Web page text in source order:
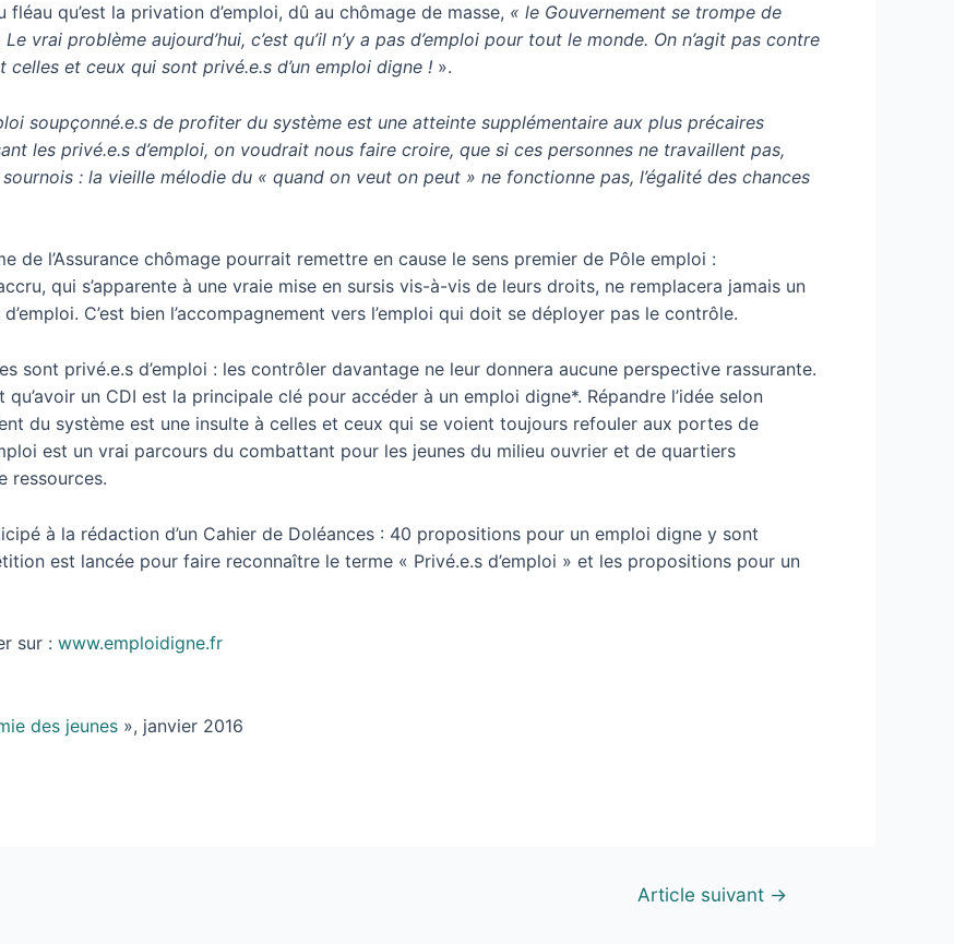
qu’est la privation d’emploi, dû au chômage de masse, « le Gouvernement se trompe de
Le vrai problème aujourd’hui, c’est qu’il n’y a pas d’emploi pour tout le monde. On n’agit pas contre
et ceux qui sont privé.e.s d’un emploi digne ! ».
soupçonné.e.s de profiter du système est une atteinte supplémentaire aux plus précaires
les privé.e.s d’emploi, on voudrait nous faire croire, que si ces personnes ne travaillent pas,
sournois : la vieille mélodie du « quand on veut on peut » ne fonctionne pas, l’égalité des chances
de l’Assurance chômage pourrait remettre en cause le sens premier de Pôle emploi :
qui s’apparente à une vraie mise en sursis vis-à-vis de leurs droits, ne remplacera jamais un
C’est bien l’accompagnement vers l’emploi qui doit se déployer pas le contrôle.
sont privé.e.s d’emploi : les contrôler davantage ne leur donnera aucune perspective rassurante.
qu’avoir un CDI est la principale clé pour accéder à un emploi digne*. Répandre l’idée selon
du système est une insulte à celles et ceux qui se voient toujours refouler aux portes de
est un vrai parcours du combattant pour les jeunes du milieu ouvrier et de quartiers
ressources.
à la rédaction d’un Cahier de Doléances : 40 propositions pour un emploi digne y sont
est lancée pour faire reconnaître le terme « Privé.e.s d’emploi » et les propositions pour un
sur : www.emploidigne.fr
des jeunes », janvier 2016
Article suivant →